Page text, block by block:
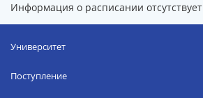
Информация о расписании отсутствует
Университет
Поступление